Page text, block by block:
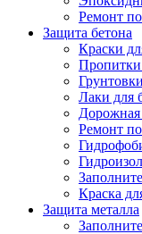
Ремонт
Защита бетона
Краски
Пропитки
Лаки для
Дорожная
Ремонт
Краска
Защита металла